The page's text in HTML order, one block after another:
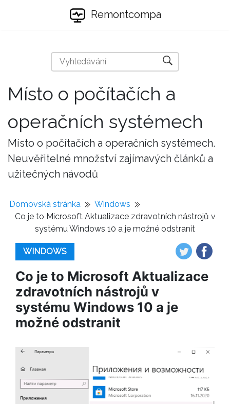
Remontcompa
Místo o počítačích a
operačních systémech
Místo o počítačích a operačních systémech.
Neuvěřitelné množství zajímavých článků a
užitečných návodů
Domovská stránka
Windows
Co je to Microsoft Aktualizace zdravotních nástrojů v
systému Windows 10 a je možné odstranit
WINDOWS
Co je to Microsoft Aktualizace
zdravotních nástrojů v
systému Windows 10 a je
možné odstranit